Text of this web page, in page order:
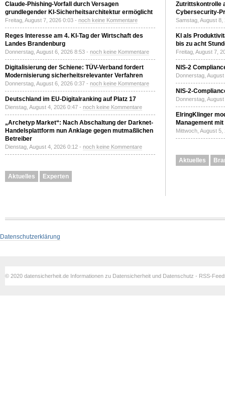
Claude-Phishing-Vorfall durch Versagen
grundlegender KI-Sicherheitsarchitektur ermöglicht
Freitag, August 7, 2026 0:03 - noch keine Kommentare
Reges Interesse am 4. KI-Tag der Wirtschaft des
Landes Brandenburg
Donnerstag, August 6, 2026 8:53 - noch keine Kommentare
Digitalisierung der Schiene: TÜV-Verband fordert
Modernisierung sicherheitsrelevanter Verfahren
Donnerstag, August 6, 2026 0:37 - noch keine Kommentare
Deutschland im EU-Digitalranking auf Platz 17
Dienstag, August 4, 2026 0:47 - noch keine Kommentare
„Archetyp Market“: Nach Abschaltung der Darknet-
Handelsplattform nun Anklage gegen mutmaßlichen
Betreiber
Dienstag, August 4, 2026 0:12 - noch keine Kommentare
Aktuelles Experten
Zutrittskontrolle
Cybersecurity-
Samstag, August
KI als
bis zu acht
Freitag, August 7,
NIS-2
Donnerstag,
NIS-2-
Donnerstag,
ElringKlinger
Management
Mittwoch, August
Aktuelles
Datenschutzerklärung
© 2020 datensicherheit.de Informationen zu Datensicherheit und Datenschutz - RSS-